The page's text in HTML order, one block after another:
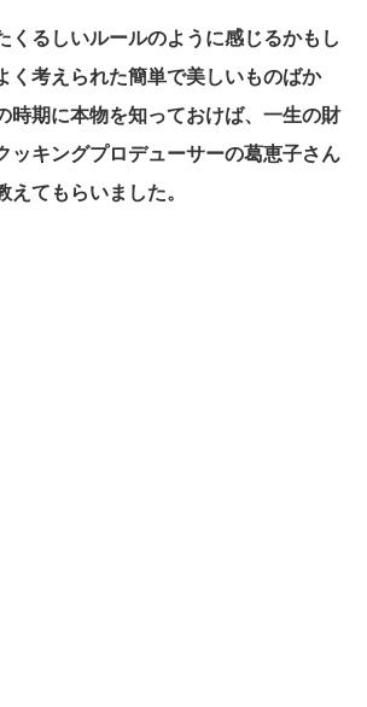
くるしいルールのように感じるかもし
く考えられた簡単で美しいものばか
時期に本物を知っておけば、一生の財
ッキングプロデューサーの葛恵子さん
えてもらいました。